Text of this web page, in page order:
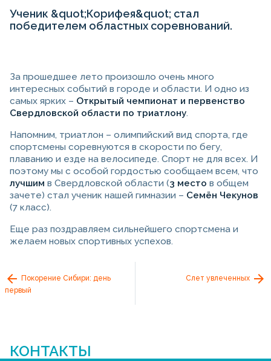
Ученик &quot;Корифея&quot; стал
победителем областных соревнований.
За прошедшее лето произошло очень много
интересных событий в городе и области. И одно из
самых ярких – Открытый чемпионат и первенство
Свердловской области по триатлону.
Напомним, триатлон – олимпийский вид спорта, где
спортсмены соревнуются в скорости по бегу,
плаванию и езде на велосипеде. Спорт не для всех. И
поэтому мы с особой гордостью сообщаем всем, что
лучшим в Свердловской области (3 место в общем
зачете) стал ученик нашей гимназии – Семён Чекунов
(7 класс).
Еще раз поздравляем сильнейшего спортсмена и
желаем новых спортивных успехов.
Покорение Сибири: день
первый
Слет увлеченных
КОНТАКТЫ